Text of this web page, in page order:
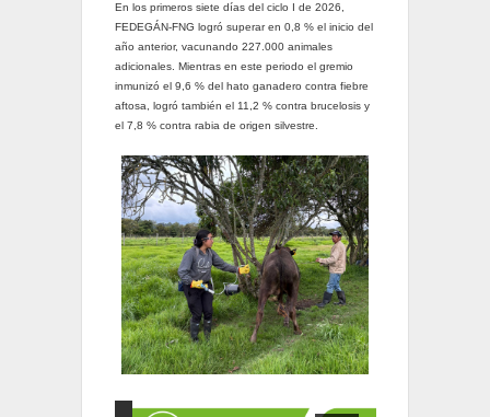
En los primeros siete días del ciclo I de 2026,
FEDEGÁN-FNG logró superar en 0,8 % el inicio del
año anterior, vacunando 227.000 animales
adicionales. Mientras en este periodo el gremio
inmunizó el 9,6 % del hato ganadero contra fiebre
aftosa, logró también el 11,2 % contra brucelosis y
el 7,8 % contra rabia de origen silvestre.